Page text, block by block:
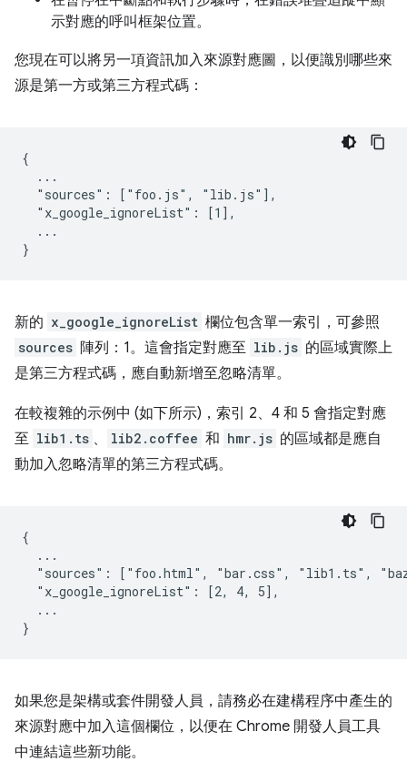
示對應的呼叫框架位置。
您現在可以將另一項資訊加入來源對應圖，以便識別哪些來
源是第一方或第三方程式碼：
{
  ...
  "sources": ["foo.js", "lib.js"],
  "x_google_ignoreList": [1],
  ...
新的 x_google_ignoreList 欄位包含單一索引，可參照
sources 陣列：1。這會指定對應至 lib.js 的區域實際上
是第三方程式碼，應自動新增至忽略清單。
在較複雜的示例中 (如下所示)，索引 2、4 和 5 會指定對應
至 lib1.ts 、 lib2.coffee 和 hmr.js 的區域都是應自
動加入忽略清單的第三方程式碼。
{
  ...
"sources": ["foo.html", "bar.css", "lib1.ts",
  "x_google_ignoreList": [2, 4, 5],
  ...
如果您是架構或套件開發人員，請務必在建構程序中產生的
來源對應中加入這個欄位，以便在 Chrome 開發人員工具
中連結這些新功能。